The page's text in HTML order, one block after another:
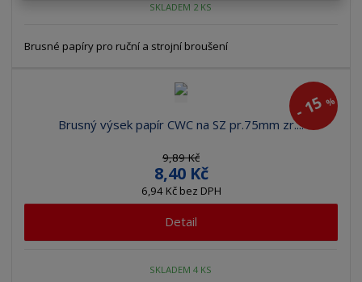
SKLADEM 2 KS
Brusné papíry pro ruční a strojní broušení
-15%
Brusný výsek papír CWC na SZ pr.75mm zr....
9,89 Kč
8,40 Kč
6,94 Kč bez DPH
Detail
SKLADEM 4 KS